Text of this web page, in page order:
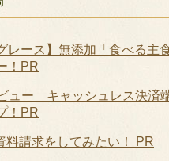
レース】無添加「食べる主
！PR
ュー キャッシュレス決済
！PR
料請求をしてみたい！ PR